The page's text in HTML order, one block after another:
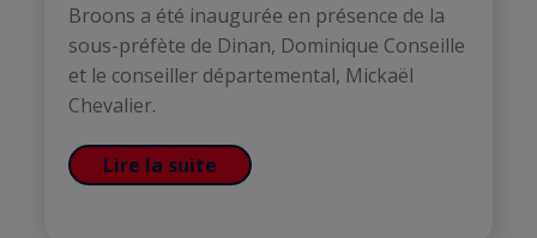
Broons a été inaugurée en présence de la
sous-préfète de Dinan, Dominique Conseille
et le conseiller départemental, Mickaël
Chevalier.
Lire la suite